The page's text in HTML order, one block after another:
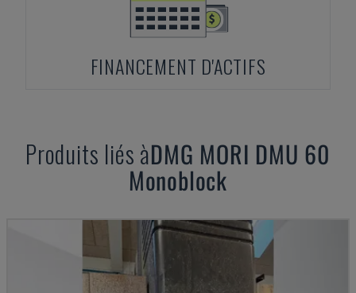
FINANCEMENT D'ACTIFS
Produits liés àDMG MORI DMU 60
Monoblock